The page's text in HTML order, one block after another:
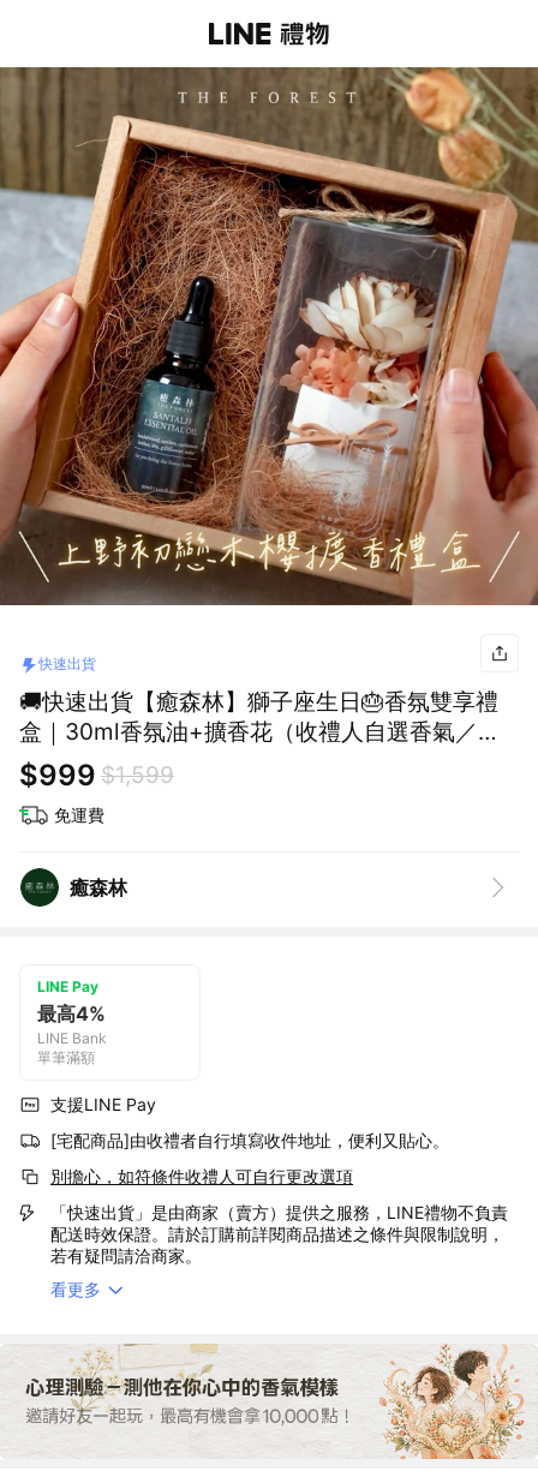
快速出貨
🚚快速出貨【癒森林】獅子座生日🎂香氛雙享禮
盒｜30ml香氛油+擴香花（收禮人自選香氣／生
日禮物／質感送禮／療癒系禮物／送禮推薦）
$999 $1,599
免運費
癒森林
LINE Pay
最高4%
LINE Bank
單筆滿額
支援LINE Pay
[宅配商品]由收禮者自行填寫收件地址，便利又貼心。
別擔心，如符條件收禮人可自行更改選項
「快速出貨」是由商家（賣方）提供之服務，LINE禮物不負責
配送時效保證。請於訂購前詳閱商品描述之條件與限制說明，
若有疑問請洽商家。
看更多